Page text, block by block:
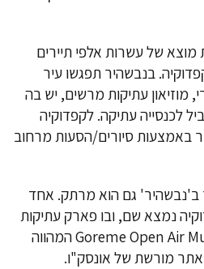
של עשרות אלפי תיירים
בנבשהיר תפגשו עיר
מוזיאון עתיקות מרשים, יש בה
לכנסייה עתיקה. לקפדוקיה
באמצעות סיורים/הסעות מרחוב
גם הוא מרתק. אחד
נמצא שם, ובו פארק עתיקות
ומוזיאון פתוח בשם: Goreme Open Air Museum המהווה
מורשת של אונסק"ו.